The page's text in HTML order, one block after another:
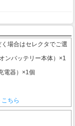
く場合はセレクタでご選
ンバッテリー本体）×1
電器）×1個
こちら